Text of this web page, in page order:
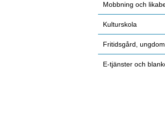
Mobbning och
Kulturskola
Fritidsgård,
E-tjänster och